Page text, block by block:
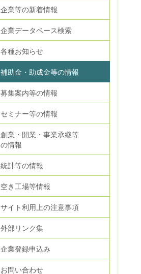
企業等の新着情報
企業データベース検索
各種お知らせ
補助金・助成金等の情報
募集案内等の情報
セミナー等の情報
創業・開業・事業承継等
の情報
統計等の情報
空き工場等情報
サイト利用上の注意事項
外部リンク集
企業登録申込み
お問い合わせ